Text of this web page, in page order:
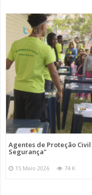
Agentes de Proteção
Segurança"
15 Maio 2026 74 K